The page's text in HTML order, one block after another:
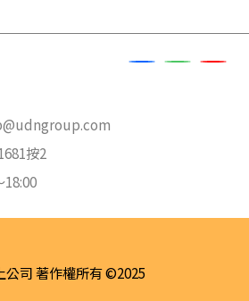
按2
18:00
公司 著作權所有 ©2025